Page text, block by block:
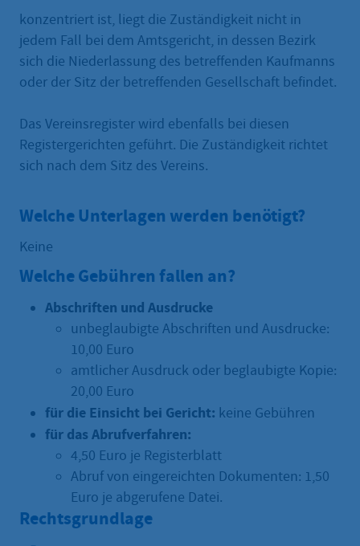
konzentriert ist, liegt die Zuständigkeit nicht in
jedem Fall bei dem Amtsgericht, in dessen Bezirk
sich die Niederlassung des betreffenden Kaufmanns
oder der Sitz der betreffenden Gesellschaft befindet.
Das Vereinsregister wird ebenfalls bei diesen
Registergerichten geführt. Die Zuständigkeit richtet
sich nach dem Sitz des Vereins.
Welche Unterlagen werden benötigt?
Keine
Welche Gebühren fallen an?
Abschriften und Ausdrucke
unbeglaubigte Abschriften und Ausdrucke:
10,00 Euro
amtlicher Ausdruck oder beglaubigte Kopie:
20,00 Euro
für die Einsicht bei Gericht: keine Gebühren
für das Abrufverfahren:
4,50 Euro je Registerblatt
Abruf von eingereichten Dokumenten: 1,50
Euro je abgerufene Datei.
Rechtsgrundlage